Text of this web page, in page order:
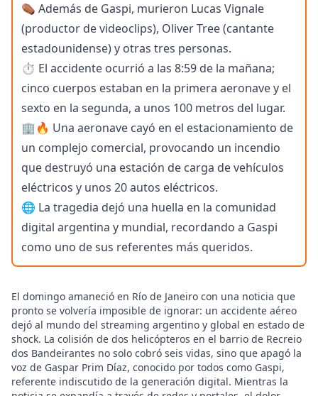
⚰️ Además de Gaspi, murieron Lucas Vignale
(productor de videoclips), Oliver Tree (cantante
estadounidense) y otras tres personas.
⏱️ El accidente ocurrió a las 8:59 de la mañana;
cinco cuerpos estaban en la primera aeronave y el
sexto en la segunda, a unos 100 metros del lugar.
🏢🔥 Una aeronave cayó en el estacionamiento de
un complejo comercial, provocando un incendio
que destruyó una estación de carga de vehículos
eléctricos y unos 20 autos eléctricos.
🌐 La tragedia dejó una huella en la comunidad
digital argentina y mundial, recordando a Gaspi
como uno de sus referentes más queridos.
El domingo amaneció en Río de Janeiro con una noticia que
pronto se volvería imposible de ignorar: un accidente aéreo
dejó al mundo del streaming argentino y global en estado de
shock. La colisión de dos helicópteros en el barrio de Recreio
dos Bandeirantes no solo cobró seis vidas, sino que apagó la
voz de Gaspar Prim Díaz, conocido por todos como Gaspi,
referente indiscutido de la generación digital. Mientras la